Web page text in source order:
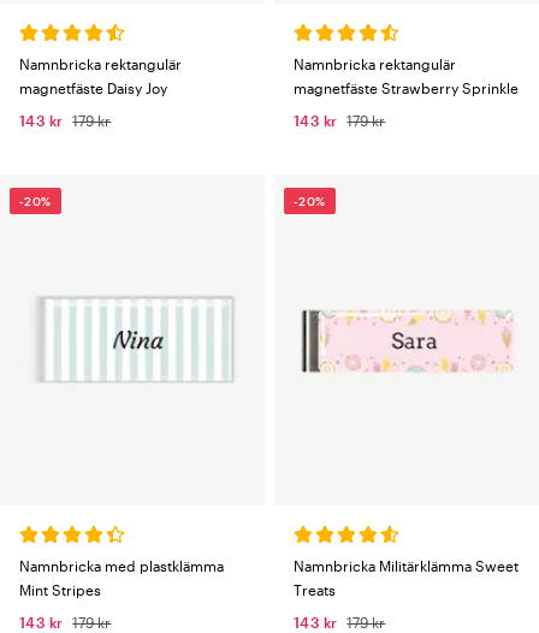
Namnbricka rektangulär
magnetfäste Daisy Joy
143 kr
179 kr
Namnbricka rektangulär
magnetfäste Strawberry Sprinkle
143 kr
179 kr
-20%
Namnbricka med plastklämma
Mint Stripes
143 kr
179 kr
-20%
Namnbricka Militärklämma Sweet
Treats
143 kr
179 kr